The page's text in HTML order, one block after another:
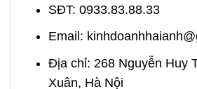
SĐT: 0933.83.88.33
Email:
Địa chỉ: 268 Nguyễn Huy
Xuân, Hà Nội